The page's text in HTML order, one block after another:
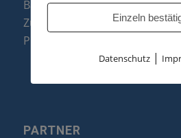
Baugruppen
Zubehör & Ersatzteile
Produktzusammenfassung
PARTNER
Einzeln
Datenschutz|